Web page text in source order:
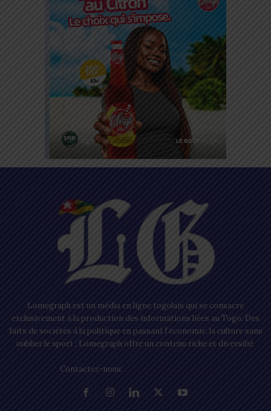
Lomegraph est un média en ligne togolais qui se consacre
exclusivement à la production des informations liées au Togo. Des
faits de sociétés à la politique en passant l’économie, la culture sans
oublier le sport ; Lomegraph offre un contenu riche et diversifié.
Contactez-nous: